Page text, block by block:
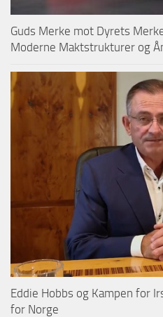
Guds Merke mot Dyrets
Moderne Maktstrukturer og
Eddie Hobbs og Kampen for
for Norge